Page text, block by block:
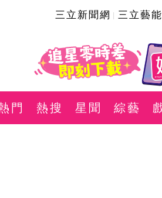
三立新聞網 三立藝能
門 熱搜 星聞 綜藝